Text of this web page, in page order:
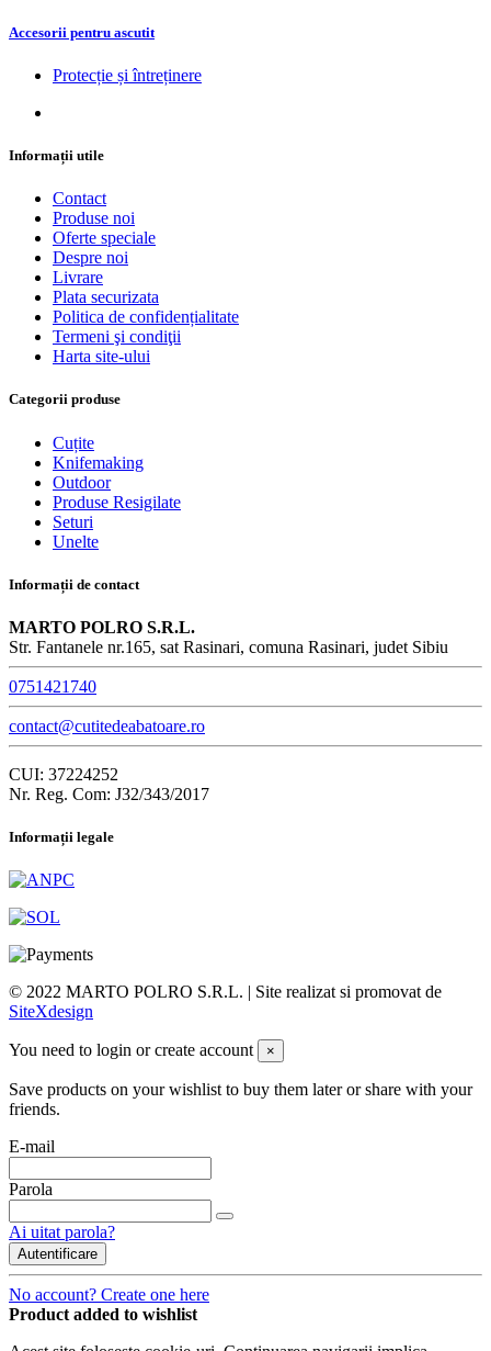
Accesorii pentru ascutit
Protecție și întreținere
Informații utile
Contact
Produse noi
Oferte speciale
Despre noi
Livrare
Plata securizata
Politica de confidențialitate
Termeni şi condiţii
Harta site-ului
Categorii produse
Cuțite
Knifemaking
Outdoor
Produse Resigilate
Seturi
Unelte
Informații de contact
MARTO POLRO S.R.L.
Str. Fantanele nr.165, sat Rasinari, comuna Rasinari, judet Sibiu
0751421740
contact@cutitedeabatoare.ro
CUI: 37224252
Nr. Reg. Com: J32/343/2017
Informații legale
© 2022 MARTO POLRO S.R.L. | Site realizat si promovat de
SiteXdesign
You need to login or create account ×
Save products on your wishlist to buy them later or share with your
friends.
E-mail
Parola
Ai uitat parola?
Autentificare
No account? Create one here
Product added to wishlist